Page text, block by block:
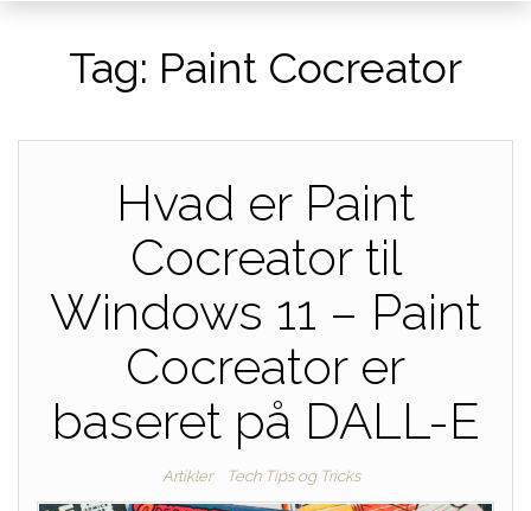
Tag: Paint Cocreator
Hvad er Paint
Cocreator til
Windows 11 – Paint
Cocreator er
baseret på DALL-E
Artikler Tech Tips og Tricks